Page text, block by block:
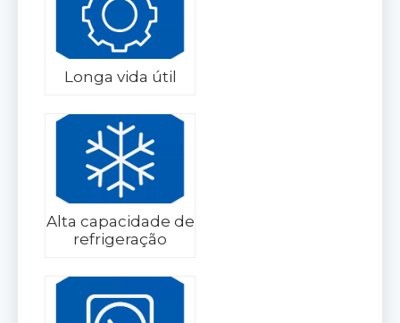
Longa vida útil
Alta capacidade de
refrigeração